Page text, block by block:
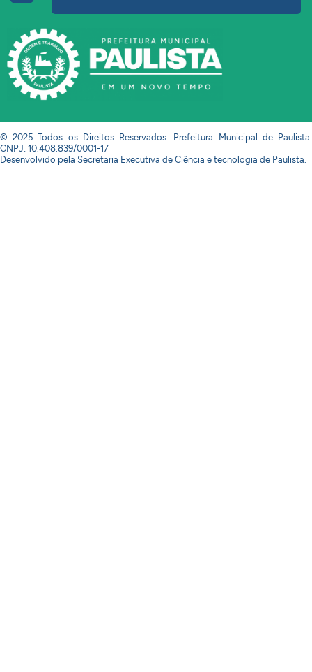
© 2025 Todos os Direitos Reservados. Prefeitura Municipal de Paulista.
CNPJ: 10.408.839/0001-17
Desenvolvido pela Secretaria Executiva de Ciência e tecnologia de Paulista.